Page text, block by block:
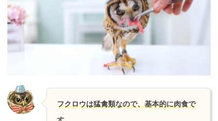
フクロウは猛禽類なので、基本的に肉食で